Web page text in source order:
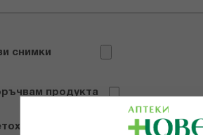
снимки
продукта
и се съгласявам с
Общите